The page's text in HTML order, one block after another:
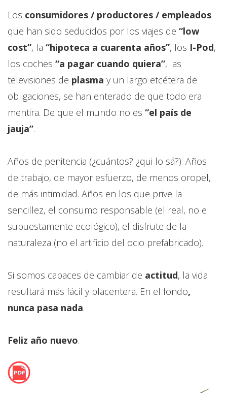
Los consumidores / productores / empleados
que han sido seducidos por los viajes de “low
cost”, la “hipoteca a cuarenta años”, los I-Pod,
los coches “a pagar cuando quiera”, las
televisiones de plasma y un largo etcétera de
obligaciones, se han enterado de que todo era
mentira. De que el mundo no es “el país de
jauja”.
Años de penitencia (¿cuántos? ¿qui lo sá?). Años
de trabajo, de mayor esfuerzo, de menos oropel,
de más intimidad. Años en los que prive la
sencillez, el consumo responsable (el real, no el
supuestamente ecológico), el disfrute de la
naturaleza (no el artificio del ocio prefabricado).
Si somos capaces de cambiar de actitud, la vida
resultará más fácil y placentera. En el fondo,
nunca pasa nada.
Feliz año nuevo.